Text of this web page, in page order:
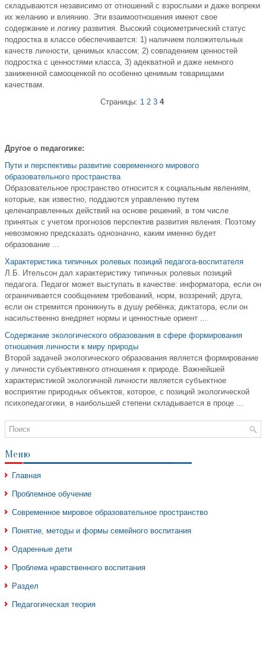
складываются независимо от отношений с взрослыми и даже вопреки
их желанию и влиянию. Эти взаимоотношения имеют свое
содержание и логику развития. Высокий социометрический статус
подростка в классе обеспечивается: 1) наличием положительных
качеств личности, ценимых классом; 2) совпадением ценностей
подростка с ценностями класса, 3) адекватной и даже немного
заниженной самооценкой по особенно ценимым товарищами
качествам.
Страницы: 1 2 3 4
Другое о педагогике:
Пути и перспективы развитие современного мирового
образовательного пространства
Образовательное пространство относится к социальным явлениям,
которые, как известно, поддаются управлению путем
целенаправленных действий на основе решений, в том числе
принятых с учетом прогнозов перспектив развития явления. Поэтому
невозможно предсказать однозначно, каким именно будет
образование ...
Характеристика типичных ролевых позиций педагога-воспитателя
Л.Б. Ительсон дал характеристику типичных ролевых позиций
педагога. Педагог может выступать в качестве: информатора, если он
ограничивается сообщением требований, норм, воззрений; друга,
если он стремится проникнуть в душу ребёнка; диктатора, если он
насильственно внедряет нормы и ценностные ориент ...
Содержание экологического образования в сфере формирования
отношения личности к миру природы
Второй задачей экологического образования является формирование
у личности субъективного отношения к природе. Важнейшей
характеристикой экологичной личности является субъектное
восприятие природных объектов, которое, с позиций экологической
психопедагогики, в наибольшей степени складывается в проце ...
Меню
Главная
Проблемное обучение
Современное мировое образовательное пространство
Понятие, методы и формы семейного воспитания
Одаренные дети
Проблема нравственного воспитания
Раздел
Педагогическая теория